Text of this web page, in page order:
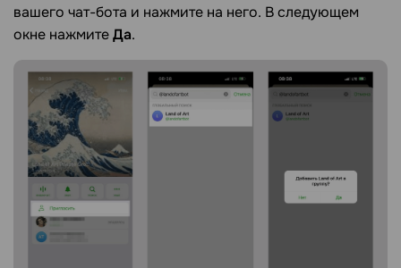
вашего чат-бота и нажмите на него. В следующем
окне нажмитеДа.